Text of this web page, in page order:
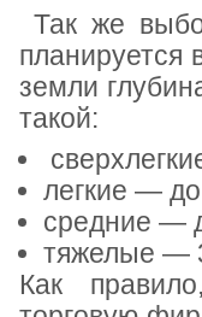
Так же
планируется
земли
такой:
легкие —
средние —
тяжелые —
Как